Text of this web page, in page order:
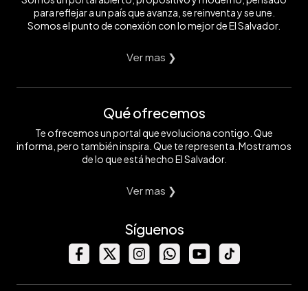
para reflejar a un país que avanza, se reinventa y se une.
Somos el punto de conexión con lo mejor de El Salvador.
Ver mas ❯
Qué ofrecemos
Te ofrecemos un portal que evoluciona contigo. Que
informa, pero también inspira. Que te representa. Mostramos
de lo que está hecho El Salvador.
Ver mas ❯
Síguenos